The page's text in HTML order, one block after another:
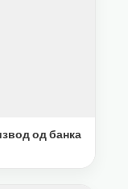
од банка